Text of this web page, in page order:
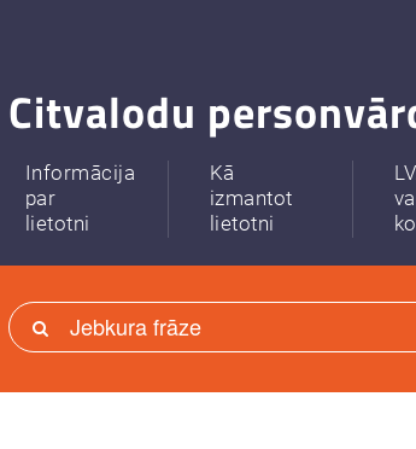
Citvalodu
Informācija
par
lietotni
Kā
izmantot
lietotni